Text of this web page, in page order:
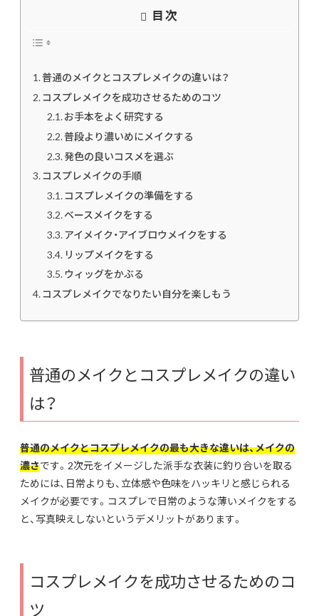
目次
普通のメイクとコスプレメイクの違いは？
コスプレメイクを成功させるためのコツ
お手本をよく研究する
普段より濃いめにメイクする
発色の良いコスメを選ぶ
コスプレメイクの手順
コスプレメイクの準備をする
ベースメイクをする
アイメイク・アイブロウメイクをする
リップメイクをする
ウィッグをかぶる
コスプレメイクでなりたい自分を楽しもう
普通のメイクとコスプレメイクの違い
は？
普通のメイクとコスプレメイクの最も大きな違いは、メイクの
濃さです。2次元をイメージした派手な衣装に釣り合いを取る
ためには、日常よりも、立体感や色味をハッキリと感じられる
メイクが必要です。コスプレで日常のような薄いメイクをする
と、写真映えしないというデメリットがあります。
コスプレメイクを成功させるためのコ
ツ